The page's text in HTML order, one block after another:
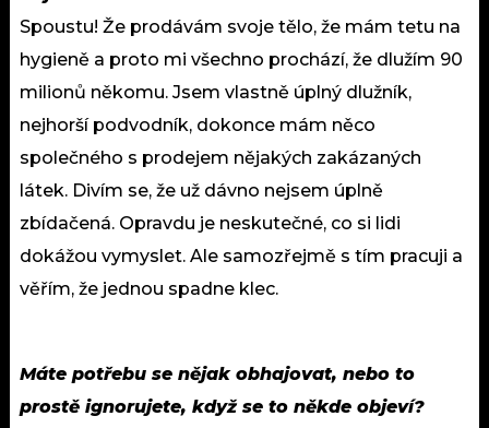
Spoustu! Že prodávám svoje tělo, že mám tetu na
hygieně a proto mi všechno prochází, že dlužím 90
milionů někomu. Jsem vlastně úplný dlužník,
nejhorší podvodník, dokonce mám něco
společného s prodejem nějakých zakázaných
látek. Divím se, že už dávno nejsem úplně
zbídačená. Opravdu je neskutečné, co si lidi
dokážou vymyslet. Ale samozřejmě s tím pracuji a
věřím, že jednou spadne klec.
Máte potřebu se nějak obhajovat, nebo to
prostě ignorujete, když se to někde objeví?